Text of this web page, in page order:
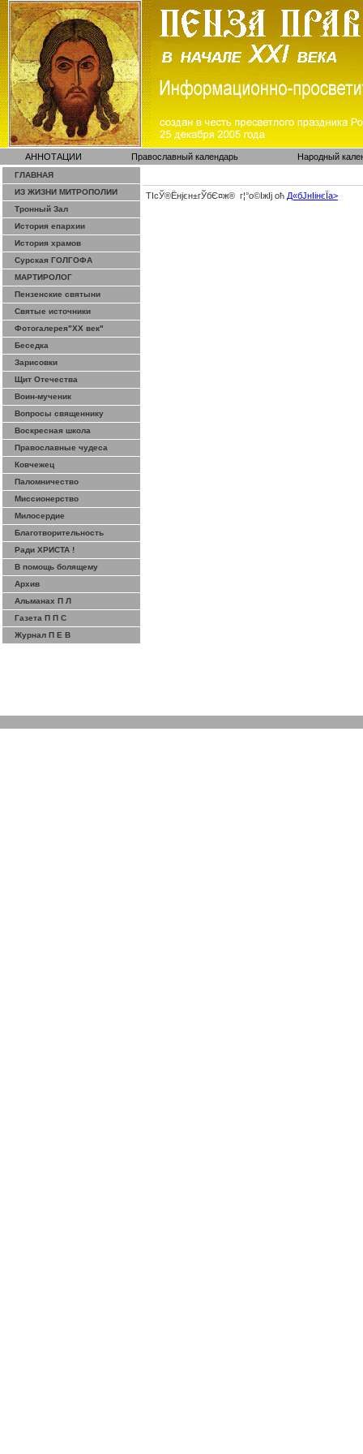
АННОТАЦИИ Православный календарь Народный
ГЛАВНАЯ
ИЗ ЖИЗНИ МИТРОПОЛИИ
Тронный Зал
История епархии
История храмов
Сурская ГОЛГОФА
МАРТИРОЛОГ
Пензенские святыни
Святые источники
Фотогалерея"ХХ век"
Беседка
Зарисовки
Щит Отечества
Воин-мученик
Вопросы священнику
Воскресная школа
Православные чудеса
Ковчежец
Паломничество
Миссионерство
Милосердие
Благотворительность
Ради ХРИСТА !
В помощь болящему
Архив
Альманах П Л
Газета П П С
Журнал П Е В
ТІсЎ®Ёнјєн±­гЎ­бЄ¤ж® г¦°о©ІжІј оћ Д«бЈ­нІінєЇa>